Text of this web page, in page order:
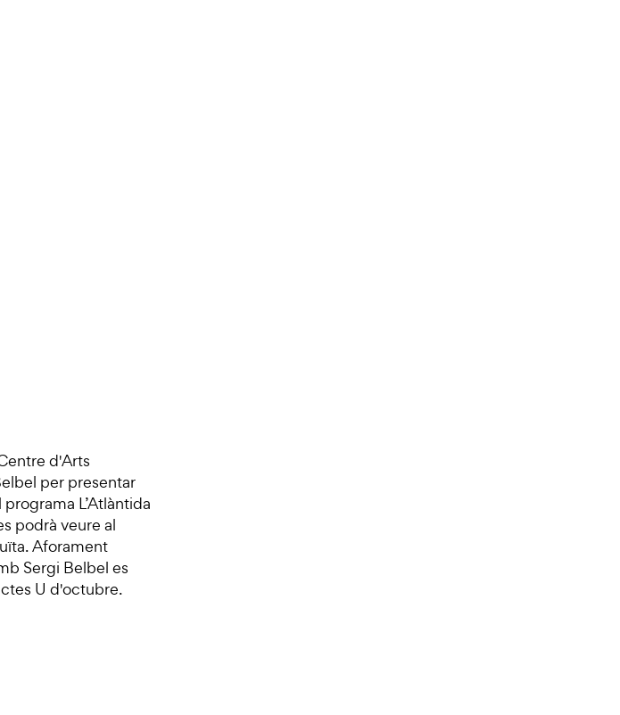
d'Arts
per presentar
L’Atlàntida
podrà veure al
Aforament
Sergi Belbel es
U d'octubre.